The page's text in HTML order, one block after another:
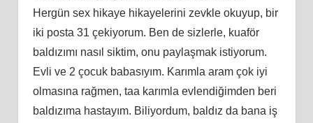
Hergün sex hikaye hikayelerini zevkle okuyup, bir
iki posta 31 çekiyorum. Ben de sizlerle, kuaför
baldızımı nasıl siktim, onu paylaşmak istiyorum.
Evli ve 2 çocuk babasıyım. Karımla aram çok iyi
olmasına rağmen, taa karımla evlendiğimden beri
baldızıma hastayım. Biliyordum, baldız da bana iş